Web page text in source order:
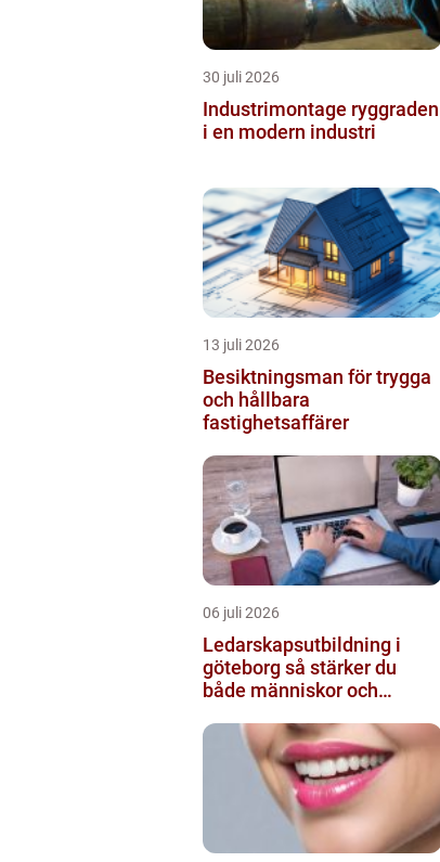
30 juli 2026
Industrimontage ryggraden
i en modern industri
13 juli 2026
Besiktningsman för trygga
och hållbara
fastighetsaffärer
06 juli 2026
Ledarskapsutbildning i
göteborg så stärker du
både människor och